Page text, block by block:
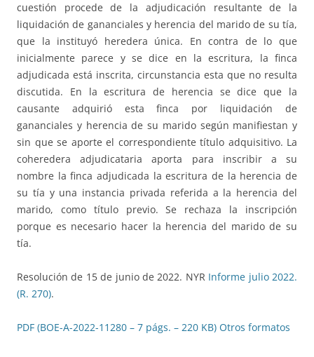
cuestión procede de la adjudicación resultante de la
liquidación de gananciales y herencia del marido de su tía,
que la instituyó heredera única. En contra de lo que
inicialmente parece y se dice en la escritura, la finca
adjudicada está inscrita, circunstancia esta que no resulta
discutida. En la escritura de herencia se dice que la
causante adquirió esta finca por liquidación de
gananciales y herencia de su marido según manifiestan y
sin que se aporte el correspondiente título adquisitivo. La
coheredera adjudicataria aporta para inscribir a su
nombre la finca adjudicada la escritura de la herencia de
su tía y una instancia privada referida a la herencia del
marido, como título previo. Se rechaza la inscripción
porque es necesario hacer la herencia del marido de su
tía.
Resolución de 15 de junio de 2022. NYR Informe julio 2022.
(R. 270).
PDF (BOE-A-2022-11280 – 7 págs. – 220 KB) Otros formatos